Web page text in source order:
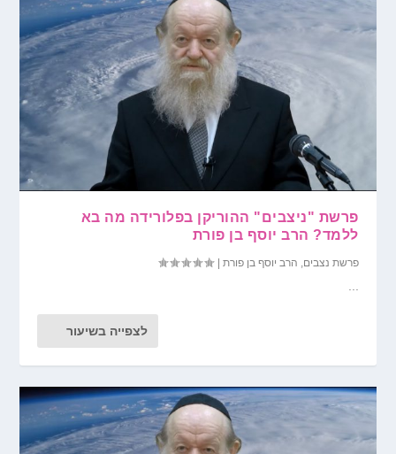
פרשת "ניצבים" ההוריקן בפלורידה מה בא
ללמד? הרב יוסף בן פורת
פרשת נצבים, הרב יוסף בן פורת |
...
לצפייה בשיעור